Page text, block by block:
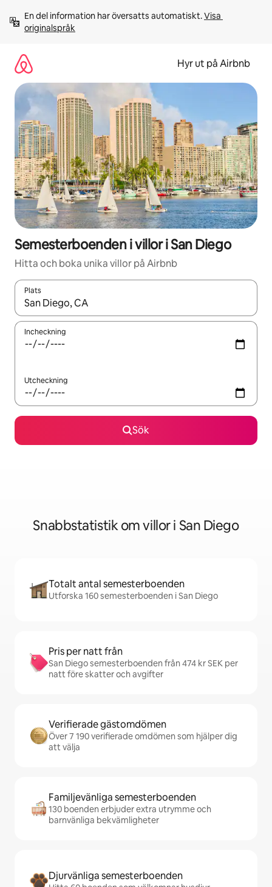
innehåll
En del information har översatts automatiskt. Visa
originalspråk
Hyr ut på Airbnb
Semesterboenden i villor i San Diego
Hitta och boka unika villor på Airbnb
Plats
När resultaten är tillgängliga kan du navigera med upp- och
Incheckning
Utcheckning
Sök
Snabbstatistik om villor i San Diego
Totalt antal semesterboenden
Utforska 160 semesterboenden i San Diego
Pris per natt från
San Diego semesterboenden från 474 kr SEK per
natt före skatter och avgifter
Verifierade gästomdömen
Över 7 190 verifierade omdömen som hjälper dig
att välja
Familjevänliga semesterboenden
130 boenden erbjuder extra utrymme och
barnvänliga bekvämligheter
Djurvänliga semesterboenden